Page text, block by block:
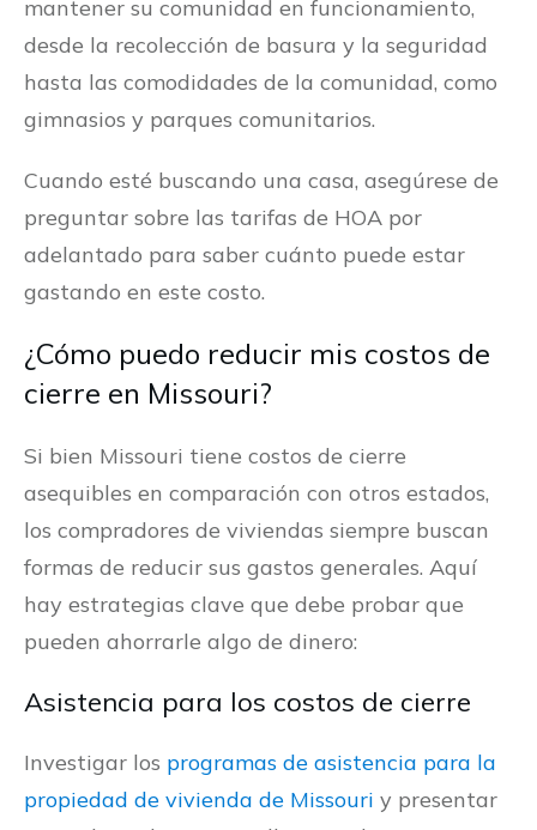
mantener su comunidad en funcionamiento,
desde la recolección de basura y la seguridad
hasta las comodidades de la comunidad, como
gimnasios y parques comunitarios.
Cuando esté buscando una casa, asegúrese de
preguntar sobre las tarifas de HOA por
adelantado para saber cuánto puede estar
gastando en este costo.
¿Cómo puedo reducir mis costos de
cierre en Missouri?
Si bien Missouri tiene costos de cierre
asequibles en comparación con otros estados,
los compradores de viviendas siempre buscan
formas de reducir sus gastos generales. Aquí
hay estrategias clave que debe probar que
pueden ahorrarle algo de dinero:
Asistencia para los costos de cierre
Investigar los programas de asistencia para la
propiedad de vivienda de Missouri y presentar